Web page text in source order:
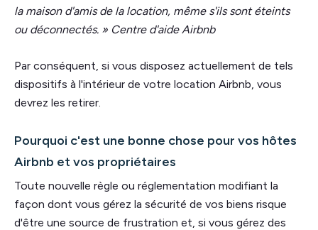
la maison d'amis de la location, même s'ils sont éteints
ou déconnectés. » Centre d'aide Airbnb
Par conséquent, si vous disposez actuellement de tels
dispositifs à l'intérieur de votre location Airbnb, vous
devrez les retirer.
Pourquoi c'est une bonne chose pour vos hôtes
Airbnb et vos propriétaires
Toute nouvelle règle ou réglementation modifiant la
façon dont vous gérez la sécurité de vos biens risque
d'être une source de frustration et, si vous gérez des